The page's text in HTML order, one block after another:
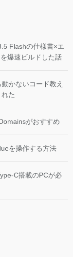
Flashの仕様書×エ
爆速ビルドした話
かないコード教え
た
がおすすめ
を操作する方法
C搭載のPCが必